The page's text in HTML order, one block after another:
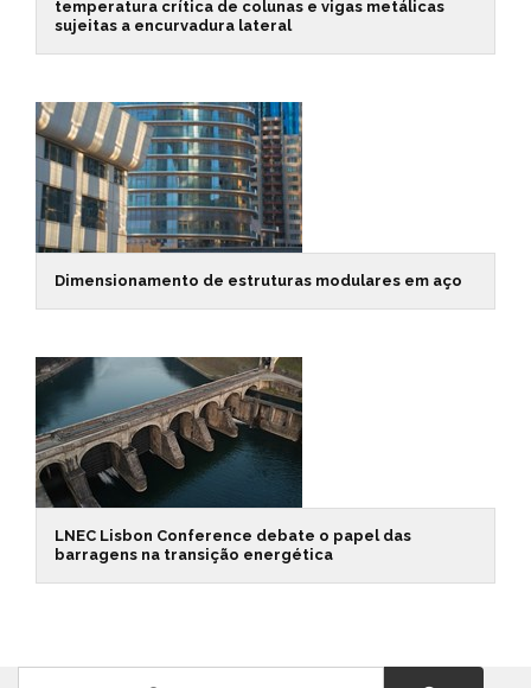
temperatura crítica de colunas e vigas metálicas
sujeitas a encurvadura lateral
Dimensionamento de estruturas modulares em aço
LNEC Lisbon Conference debate o papel das
barragens na transição energética